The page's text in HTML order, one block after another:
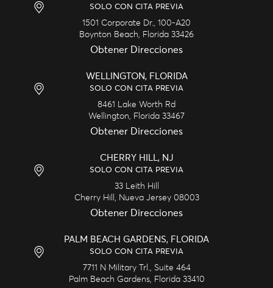
SOLO CON CITA PREVIA
1501 Corporate Dr., 100-A20
Boynton Beach,
Florida 33426
Obtener Direcciones
WELLINGTON, FLORIDA
SOLO CON CITA PREVIA
8461 Lake Worth Rd
Wellington,
Florida 33467
Obtener Direcciones
CHERRY HILL, NJ
SOLO CON CITA PREVIA
33 Leith Hill
Cherry Hill,
Nueva Jersey 08003
Obtener Direcciones
PALM BEACH GARDENS, FLORIDA
SOLO CON CITA PREVIA
7711 N Military Trl., Suite 464
Palm Beach Gardens,
Florida 33410